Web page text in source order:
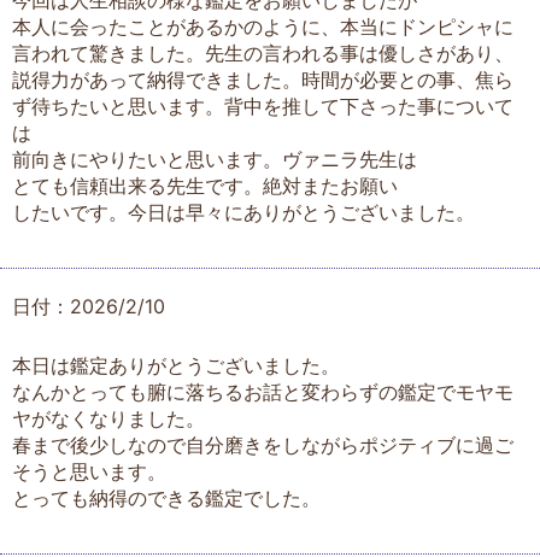
本人に会ったことがあるかのように、本当にドンピシャに
言われて驚きました。先生の言われる事は優しさがあり、
説得力があって納得できました。時間が必要との事、焦ら
ず待ちたいと思います。背中を推して下さった事について
は
前向きにやりたいと思います。ヴァニラ先生は
とても信頼出来る先生です。絶対またお願い
したいです。今日は早々にありがとうございました。
日付：2026/2/10
本日は鑑定ありがとうございました。
なんかとっても腑に落ちるお話と変わらずの鑑定でモヤモ
ヤがなくなりました。
春まで後少しなので自分磨きをしながらポジティブに過ご
そうと思います。
とっても納得のできる鑑定でした。